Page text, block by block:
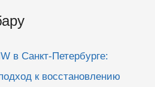
в Санкт-Петербурге:
к восстановлению